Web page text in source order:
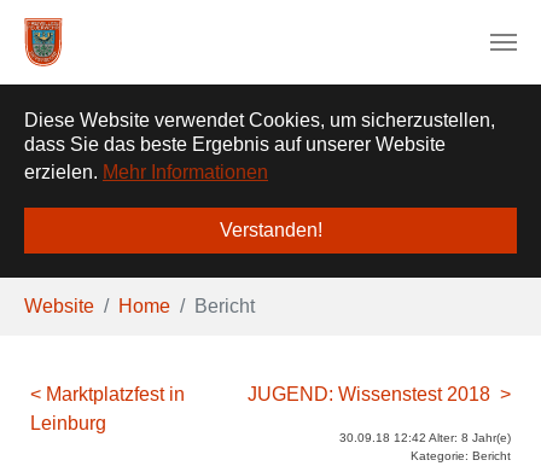
Diese Website verwendet Cookies, um sicherzustellen,
dass Sie das beste Ergebnis auf unserer Website
erzielen. Mehr Informationen
Verstanden!
Sie sind hier:
Website Home Bericht
JUGEND: Wissenstest 2018 >
< Marktplatzfest in
Leinburg
30.09.18 12:42 Alter: 8 Jahr(e)
Kategorie: Bericht